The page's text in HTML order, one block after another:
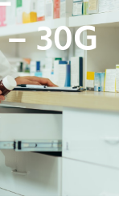
30G